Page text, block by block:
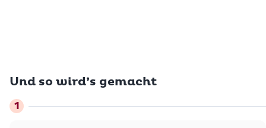
Und so wird’s gemacht